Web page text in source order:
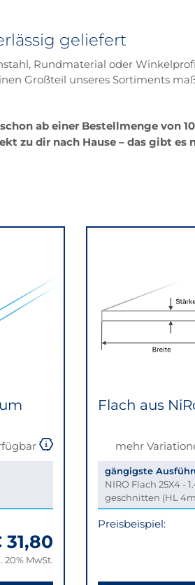
geliefert
Rundmaterial oder
Großteil unseres Sortiments
ab einer Bestellmenge von
zu dir nach Hause – das gibt es
20% MwSt.
Flach aus
mehr
gängigste
NIRO Flach 25X4 -
geschnitten (HL
Preisbeispiel: